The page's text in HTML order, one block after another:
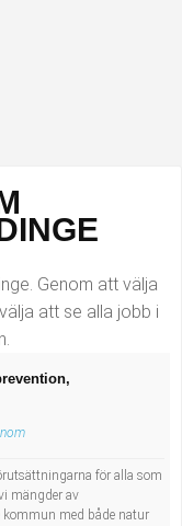
Genom att välja
att se alla jobb i
för alla som
mängder av
kommun med både natur